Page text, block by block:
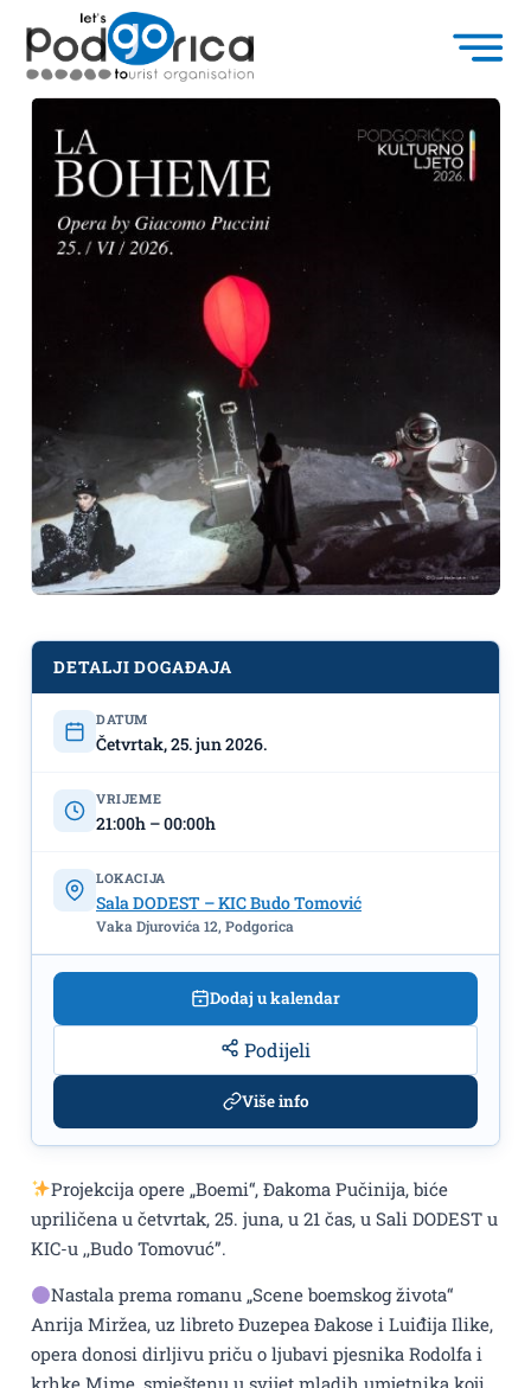
Opera pod zvijezdama: Projekcija
„LA BOHÈME”
25.jun, KIC ,,Budo
Projekcija opere „Boemi“, Đakoma Pučinija, biće
upriličena u četvrtak, 25. juna, u 21 čas, u Sali DODEST u
KIC-u ,,Budo Tomovuć”.
Nastala prema romanu „Scene boemskog života“
Anrija Miržea, uz libreto Đuzepea Đakose i Luiđija Ilike,
opera donosi dirljivu priču o ljubavi pjesnika Rodolfa i
DETALJI DOGAĐAJA
DATUM
Četvrtak, 25. jun 2026.
VRIJEME
21:00h – 00:00h
LOKACIJA
Sala DODEST – KIC Budo Tomović
Vaka Djurovića 12, Podgorica
Dodaj u kalendar
Podijeli
Više info